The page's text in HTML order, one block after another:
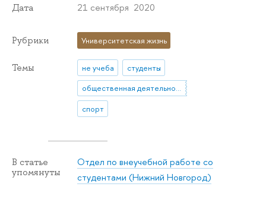
Дата 21 сентября 2020
Рубрики Университетская жизнь
Темы не учеба
студенты
общественная деятельность
спорт
В статье
упомянуты
Отдел по внеучебной работе со
студентами (Нижний Новгород)